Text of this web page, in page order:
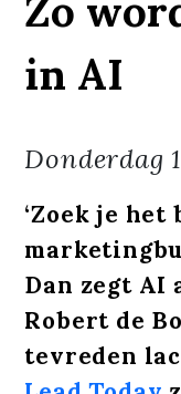
in AI
Donderdag
‘Zoek je
Dan zegt AI
Robert de
tevreden